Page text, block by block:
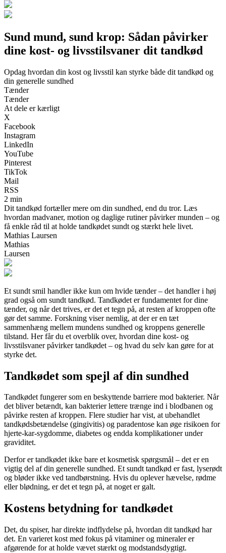
Sund mund, sund krop: Sådan påvirker
dine kost- og livsstilsvaner dit tandkød
Opdag hvordan din kost og livsstil kan styrke både dit tandkød og
din generelle sundhed
Tænder
Tænder
At dele er kærligt
X
Facebook
Instagram
LinkedIn
YouTube
Pinterest
TikTok
Mail
RSS
2 min
Dit tandkød fortæller mere om din sundhed, end du tror. Læs
hvordan madvaner, motion og daglige rutiner påvirker munden – og
få enkle råd til at holde tandkødet sundt og stærkt hele livet.
Mathias Laursen
Mathias
Laursen
Et sundt smil handler ikke kun om hvide tænder – det handler i høj
grad også om sundt tandkød. Tandkødet er fundamentet for dine
tænder, og når det trives, er det et tegn på, at resten af kroppen ofte
gør det samme. Forskning viser nemlig, at der er en tæt
sammenhæng mellem mundens sundhed og kroppens generelle
tilstand. Her får du et overblik over, hvordan dine kost- og
livsstilsvaner påvirker tandkødet – og hvad du selv kan gøre for at
styrke det.
Tandkødet som spejl af din sundhed
Tandkødet fungerer som en beskyttende barriere mod bakterier. Når
det bliver betændt, kan bakterier lettere trænge ind i blodbanen og
påvirke resten af kroppen. Flere studier har vist, at ubehandlet
tandkødsbetændelse (gingivitis) og paradentose kan øge risikoen for
hjerte-kar-sygdomme, diabetes og endda komplikationer under
graviditet.
Derfor er tandkødet ikke bare et kosmetisk spørgsmål – det er en
vigtig del af din generelle sundhed. Et sundt tandkød er fast, lyserødt
og bløder ikke ved tandbørstning. Hvis du oplever hævelse, rødme
eller blødning, er det et tegn på, at noget er galt.
Kostens betydning for tandkødet
Det, du spiser, har direkte indflydelse på, hvordan dit tandkød har
det. En varieret kost med fokus på vitaminer og mineraler er
afgørende for at holde vævet stærkt og modstandsdygtigt.